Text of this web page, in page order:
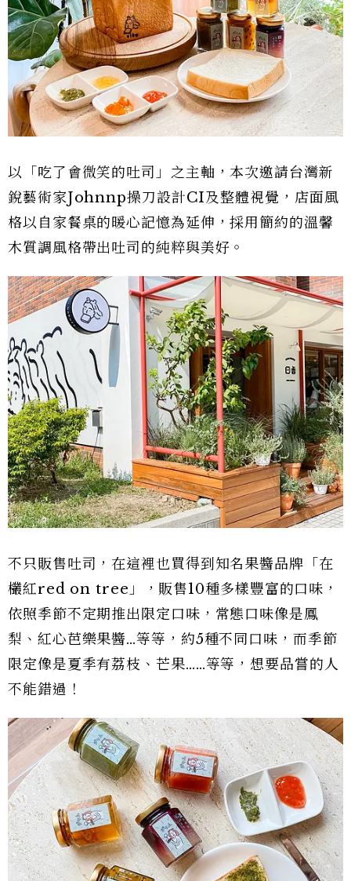
以「吃了會微笑的吐司」之主軸，本次邀請台灣新
銳藝術家Johnnp操刀設計CI及整體視覺，店面風
格以自家餐桌的暖心記憶為延伸，採用簡約的溫馨
木質調風格帶出吐司的純粹與美好。
不只販售吐司，在這裡也買得到知名果醬品牌「在
欉紅red on tree」，販售10種多樣豐富的口味，
依照季節不定期推出限定口味，常態口味像是鳳
梨、紅心芭樂果醬…等等，約5種不同口味，而季節
限定像是夏季有荔枝、芒果……等等，想要品嘗的人
不能錯過！